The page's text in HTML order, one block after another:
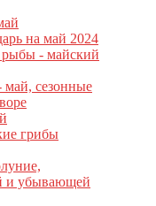
на май 2024
рыбы - майский
май, сезонные
грибы
и убывающей